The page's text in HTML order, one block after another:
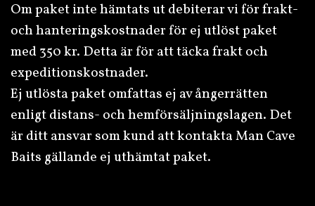
Om paket inte hämtats ut debiterar vi för frakt-
och hanteringskostnader för ej utlöst paket
med 350 kr. Detta är för att täcka frakt och
expeditionskostnader.
Ej utlösta paket omfattas ej av ångerrätten
enligt distans- och hemförsäljningslagen. Det
är ditt ansvar som kund att kontakta Man Cave
Baits gällande ej uthämtat paket.